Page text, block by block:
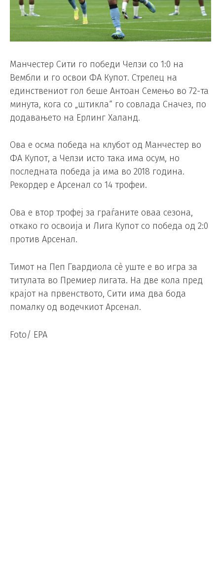
Манчестер Сити го победи Челзи со 1:0 на
Вембли и го освои ФА Купот. Стрелец на
единствениот гол беше Антоан Семењо во 72-та
минута, кога со „штикла“ го совлада Сначез, по
додавањето на Ерлинг Халанд.
Ова е осма победа на клубот од Манчестер во
ФА Купот, а Челзи исто така има осум, но
последната победа ја има во 2018 година.
Рекордер е Арсенал со 14 трофеи.
Ова е втор трофеј за граѓаните оваа сезона,
откако го освоија и Лига Купот со победа од 2:0
против Арсенал.
Тимот на Пеп Гвардиола сè уште е во игра за
титулата во Премиер лигата. На две кола пред
крајот на првенството, Сити има два бода
помалку од водечкиот Арсенал.
Foto/ EPA